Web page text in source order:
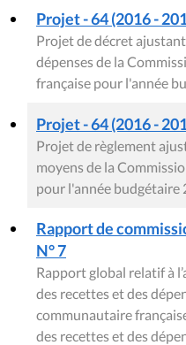
Projet - 64 (2016 -
Projet de décret
dépenses de la
française pour l'année
Projet - 64 (2016 -
Projet de règlement
moyens de la
pour l'année budgétaire
Rapport de
N° 7
Rapport global relatif à
des recettes et des
communautaire
des recettes et des